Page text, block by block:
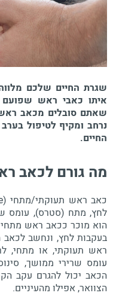
שגרת החיים שלכם
איתו כאבי ראש שפועם
שאתם סובלים מכאב
נרחב ומקיף לטיפול
החיים.
מה גורם לכאב
לחץ, מתח (סטרס), עומס
בעקבות לחץ, ונחשב לכאב
ראש תעוקתי, או מתחי,
עומס שרירי ממושך,
הכאב יכול להגרם עקב
הצוואר, אפילו מהעיניים.